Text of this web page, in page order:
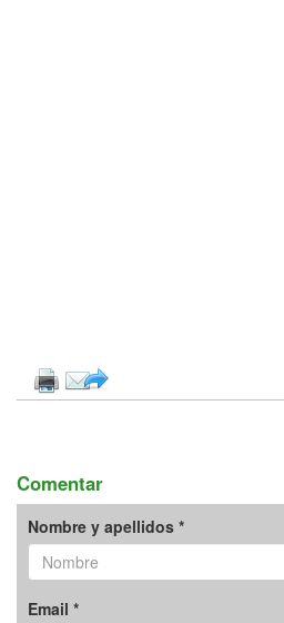
Comentar
Nombre y apellidos *
Email *